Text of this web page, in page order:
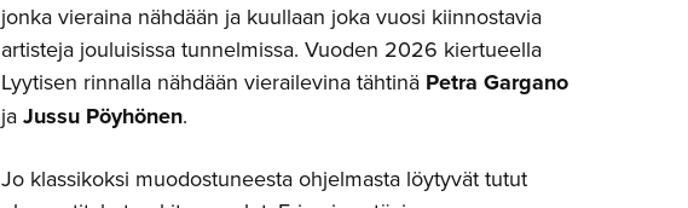
jonka vieraina nähdään ja kuullaan joka vuosi kiinnostavia
artisteja jouluisissa tunnelmissa. Vuoden 2026 kiertueella
Lyytisen rinnalla nähdään vierailevina tähtinä Petra Gargano
ja Jussu Pöyhönen.
Jo klassikoksi muodostuneesta ohjelmasta löytyvät tutut